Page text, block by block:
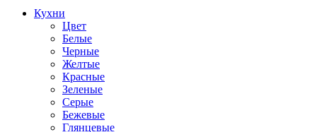
Кухни
Цвет
Белые
Черные
Желтые
Красные
Зеленые
Серые
Бежевые
Глянцевые